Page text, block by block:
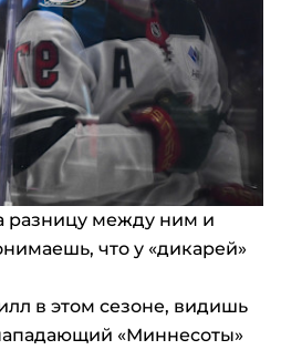
разницу между ним и
что у «дикарей»
в этом сезоне, видишь
«Миннесоты»